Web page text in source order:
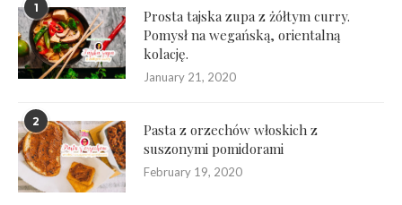
1
Prosta tajska zupa z żółtym curry.
Pomysł na wegańską, orientalną
kolację.
January 21, 2020
2
Pasta z orzechów włoskich z
suszonymi pomidorami
February 19, 2020